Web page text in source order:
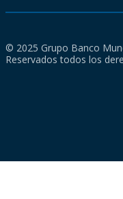
© 2025 Grupo Banco
Reservados todos los